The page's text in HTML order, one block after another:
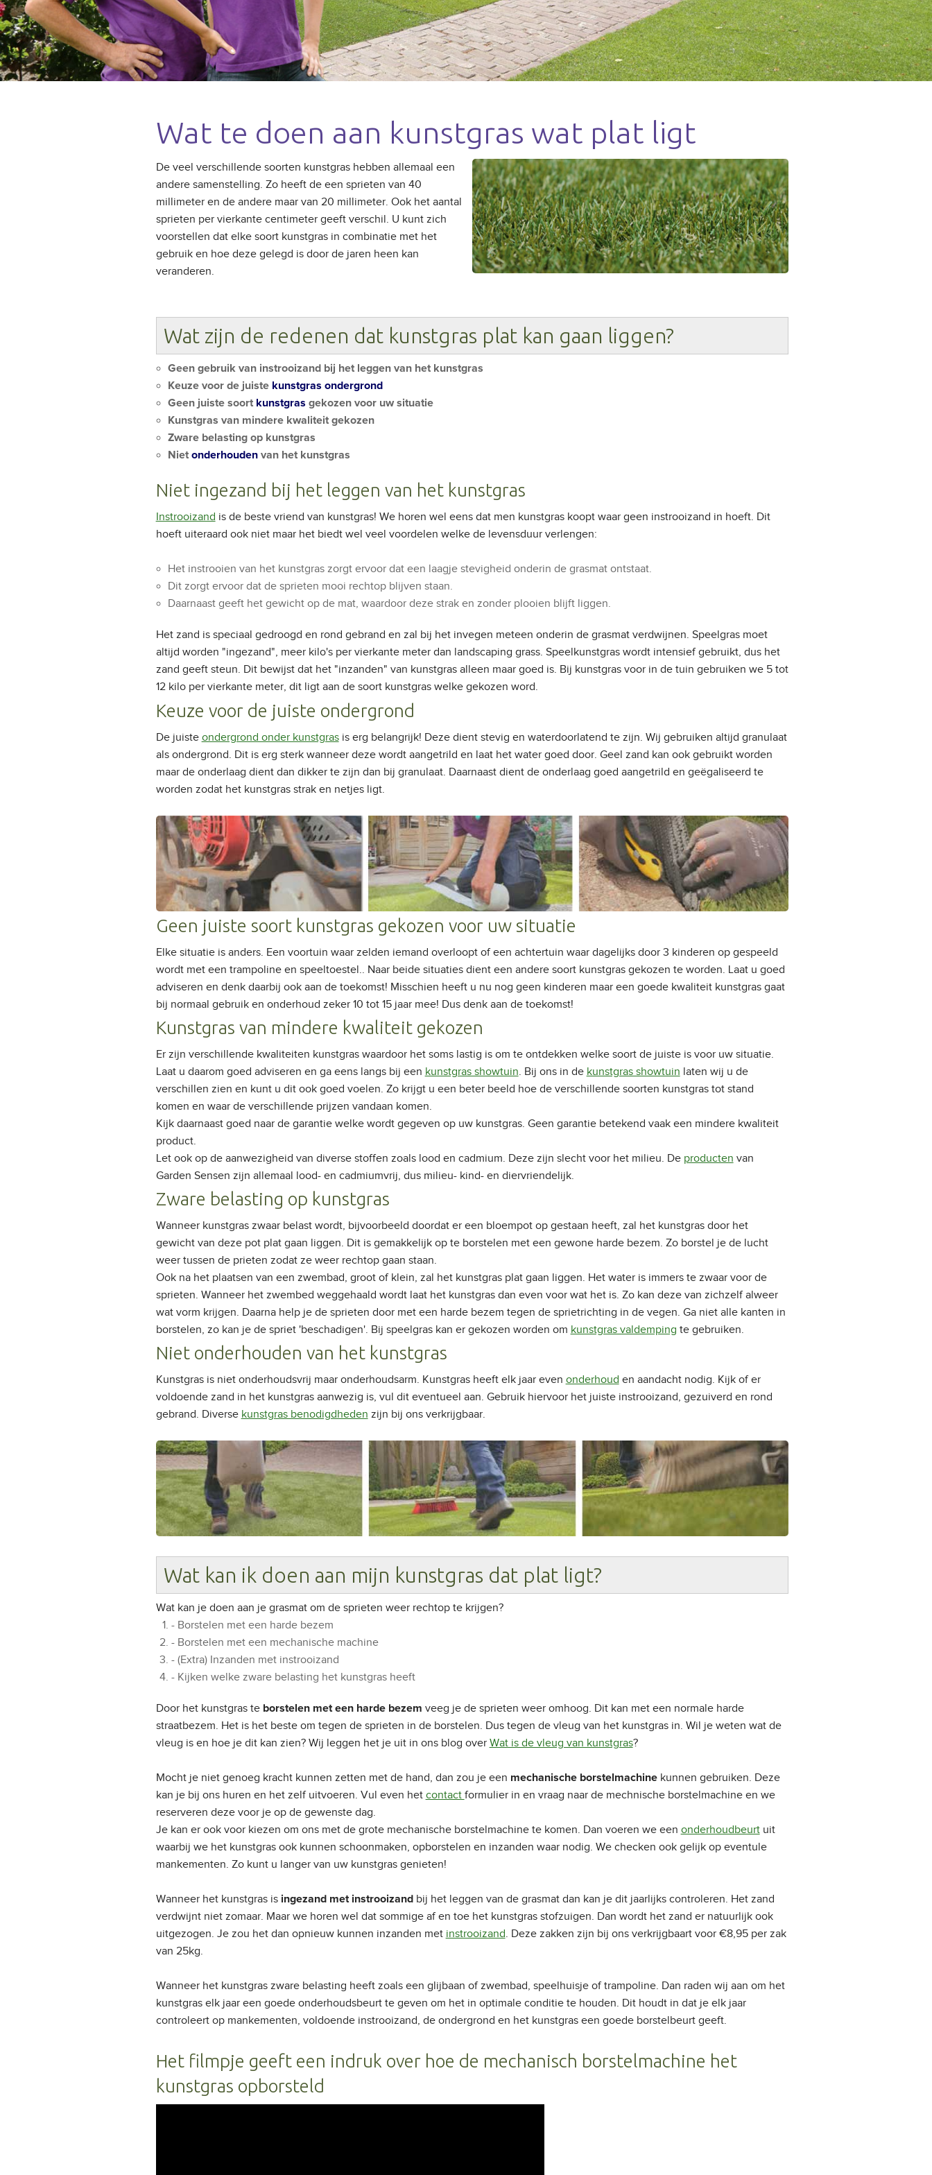
LOPERS
VUURTAFELS
KUNSTGRAS PRODUCTEN
KUNSTGRAS ONDER ZWEMBAD
KUNSTGRAS VOOR BEDRIJVEN
KUNSTGRAS VOOR BINNEN
KUNSTGRAS VOOR EVENEMENTEN
Wat te doen aan kunstgras wat plat ligt
De veel verschillende soorten kunstgras hebben allemaal een
andere samenstelling. Zo heeft de een sprieten van 40
millimeter en de andere maar van 20 millimeter. Ook het aantal
sprieten per vierkante centimeter geeft verschil. U kunt zich
voorstellen dat elke soort kunstgras in combinatie met het
gebruik en hoe deze gelegd is door de jaren heen kan
veranderen.
Wat zijn de redenen dat kunstgras plat kan gaan liggen?
Geen gebruik van instrooizand bij het leggen van het kunstgras
Keuze voor de juiste kunstgras ondergrond
Geen juiste soort kunstgras gekozen voor uw situatie
Kunstgras van mindere kwaliteit gekozen
Zware belasting op kunstgras
Nietonderhouden van het kunstgras
Niet ingezand bij het leggen van het kunstgras
Instrooizand is de beste vriend van kunstgras! We horen wel eens dat men kunstgras koopt waar geen instrooizand in hoeft. Dit
hoeft uiteraard ook niet maar het biedt wel veel voordelen welke de levensduur verlengen:
Het instrooien van het kunstgras zorgt ervoor dat een laagje stevigheid onderin de grasmat ontstaat.
Dit zorgt ervoor dat de sprieten mooi rechtop blijven staan.
Daarnaast geeft het gewicht op de mat, waardoor deze strak en zonder plooien blijft liggen.
Het zand is speciaal gedroogd en rond gebrand en zal bij het invegen meteen onderin de grasmat verdwijnen. Speelgras moet
altijd worden "ingezand", meer kilo's per vierkante meter dan landscaping grass. Speelkunstgras wordt intensief gebruikt, dus het
zand geeft steun. Dit bewijst dat het "inzanden" van kunstgras alleen maar goed is. Bij kunstgras voor in de tuin gebruiken we 5 tot
12 kilo per vierkante meter, dit ligt aan de soort kunstgras welke gekozen word.
Keuze voor de juiste ondergrond
De juiste ondergrond onder kunstgrasis erg belangrijk! Deze dient stevig en waterdoorlatend te zijn. Wij gebruiken altijd granulaat
als ondergrond. Dit is erg sterk wanneer deze wordt aangetrild en laat het water goed door. Geel zand kan ook gebruikt worden
maar de onderlaag dient dan dikker te zijn dan bij granulaat. Daarnaast dient de onderlaag goed aangetrild en geëgaliseerd te
worden zodat het kunstgras strak en netjes ligt.
Geen juiste soort kunstgras gekozen voor uw situatie
Elke situatie is anders. Een voortuin waar zelden iemand overloopt of een achtertuin waar dagelijks door 3 kinderen op gespeeld
wordt met een trampoline en speeltoestel.. Naar beide situaties dient een andere soort kunstgras gekozen te worden. Laat u goed
adviseren en denk daarbij ook aan de toekomst! Misschien heeft u nu nog geen kinderen maar een goede kwaliteit kunstgras gaat
bij normaal gebruik en onderhoud zeker 10 tot 15 jaar mee! Dus denk aan de toekomst!
Kunstgras van mindere kwaliteit gekozen
Er zijn verschillende kwaliteiten kunstgras waardoor het soms lastig is om te ontdekken welke soort de juiste is voor uw situatie.
Laat u daarom goed adviseren en ga eens langs bij een kunstgras showtuin. Bij ons in de kunstgras showtuin laten wij u de
verschillen zien en kunt u dit ook goed voelen. Zo krijgt u een beter beeld hoe de verschillende soorten kunstgras tot stand
komen en waar de verschillende prijzen vandaan komen.
Kijk daarnaast goed naar de garantie welke wordt gegeven op uw kunstgras. Geen garantie betekend vaak een mindere kwaliteit
product.
Let ook op de aanwezigheid van diverse stoffen zoals lood en cadmium. Deze zijn slecht voor het milieu. De producten van
Garden Sensen zijn allemaal lood- en cadmiumvrij, dus milieu- kind- en diervriendelijk.
Zware belasting op kunstgras
Wanneer kunstgras zwaar belast wordt, bijvoorbeeld doordat er een bloempot op gestaan heeft, zal het kunstgras door het
gewicht van deze pot plat gaan liggen. Dit is gemakkelijk op te borstelen met een gewone harde bezem. Zo borstel je de lucht
weer tussen de prieten zodat ze weer rechtop gaan staan.
Ook na het plaatsen van een zwembad, groot of klein, zal het kunstgras plat gaan liggen. Het water is immers te zwaar voor de
sprieten. Wanneer het zwembed weggehaald wordt laat het kunstgras dan even voor wat het is. Zo kan deze van zichzelf alweer
wat vorm krijgen. Daarna help je de sprieten door met een harde bezem tegen de sprietrichting in de vegen. Ga niet alle kanten in
borstelen, zo kan je de spriet 'beschadigen'. Bij speelgras kan er gekozen worden om kunstgras valdemping te gebruiken.
Niet onderhouden van het kunstgras
Kunstgras is niet onderhoudsvrij maar onderhoudsarm. Kunstgras heeft elk jaar even onderhoud en aandacht nodig. Kijk of er
voldoende zand in het kunstgras aanwezig is, vul dit eventueel aan. Gebruik hiervoor het juiste instrooizand, gezuiverd en rond
gebrand. Diverse kunstgras benodigdheden zijn bij ons verkrijgbaar.
Wat kan ik doen aan mijn kunstgras dat plat ligt?
Wat kan je doen aan je grasmat om de sprieten weer rechtop te krijgen?
- Borstelen met een harde bezem
- Borstelen met een mechanische machine
- (Extra) Inzanden met instrooizand
- Kijken welke zware belasting het kunstgras heeft
Door het kunstgras te borstelen met een harde bezem veeg je de sprieten weer omhoog. Dit kan met een normale harde
straatbezem. Het is het beste om tegen de sprieten in de borstelen. Dus tegen de vleug van het kunstgras in. Wil je weten wat de
vleug is en hoe je dit kan zien? Wij leggen het je uit in ons blog over Wat is de vleug van kunstgras?
Mocht je niet genoeg kracht kunnen zetten met de hand, dan zou je een mechanische borstelmachinekunnen gebruiken. Deze
kan je bij ons huren en het zelf uitvoeren. Vul even het contact formulier in en vraag naar de mechnische borstelmachine en we
reserveren deze voor je op de gewenste dag.
Je kan er ook voor kiezen om ons met de grote mechanische borstelmachine te komen. Dan voeren we een onderhoudbeurtuit
waarbij we het kunstgras ook kunnen schoonmaken, opborstelen en inzanden waar nodig. We checken ook gelijk op eventule
mankementen. Zo kunt u langer van uw kunstgras genieten!
Wanneer het kunstgras is ingezand met instrooizandbij het leggen van de grasmat dan kan je dit jaarlijks controleren. Het zand
verdwijnt niet zomaar. Maar we horen wel dat sommige af en toe het kunstgras stofzuigen. Dan wordt het zand er natuurlijk ook
uitgezogen. Je zou het dan opnieuw kunnen inzanden met instrooizand. Deze zakken zijn bij ons verkrijgbaart voor €8,95 per zak
van 25kg.
Wanneer het kunstgras zware belasting heeft zoals een glijbaan of zwembad, speelhuisje of trampoline. Dan raden wij aan om het
kunstgras elk jaar een goede onderhoudsbeurt te geven om het in optimale conditie te houden. Dit houdt in dat je elk jaar
controleert op mankementen, voldoende instrooizand, de ondergrond en het kunstgras een goede borstelbeurt geeft.
Het filmpje geeft een indruk over hoe de mechanisch borstelmachine het
kunstgras opborsteld